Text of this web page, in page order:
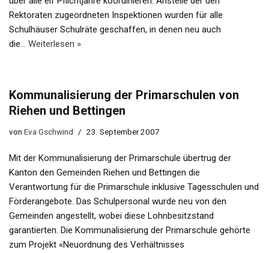
Rektoraten zugeordneten Inspektionen wurden für alle
Schulhäuser Schulräte geschaffen, in denen neu auch
die… Weiterlesen »
Kommunalisierung der Primarschulen von
Riehen und Bettingen
von Eva Gschwind 23. September 2007
Mit der Kommunalisierung der Primarschule übertrug der
Kanton den Gemeinden Riehen und Bettingen die
Verantwortung für die Primarschule inklusive Tagesschulen und
Förderangebote. Das Schulpersonal wurde neu von den
Gemeinden angestellt, wobei diese Lohnbesitzstand
garantierten. Die Kommunalisierung der Primarschule gehörte
zum Projekt «Neuordnung des Verhältnisses